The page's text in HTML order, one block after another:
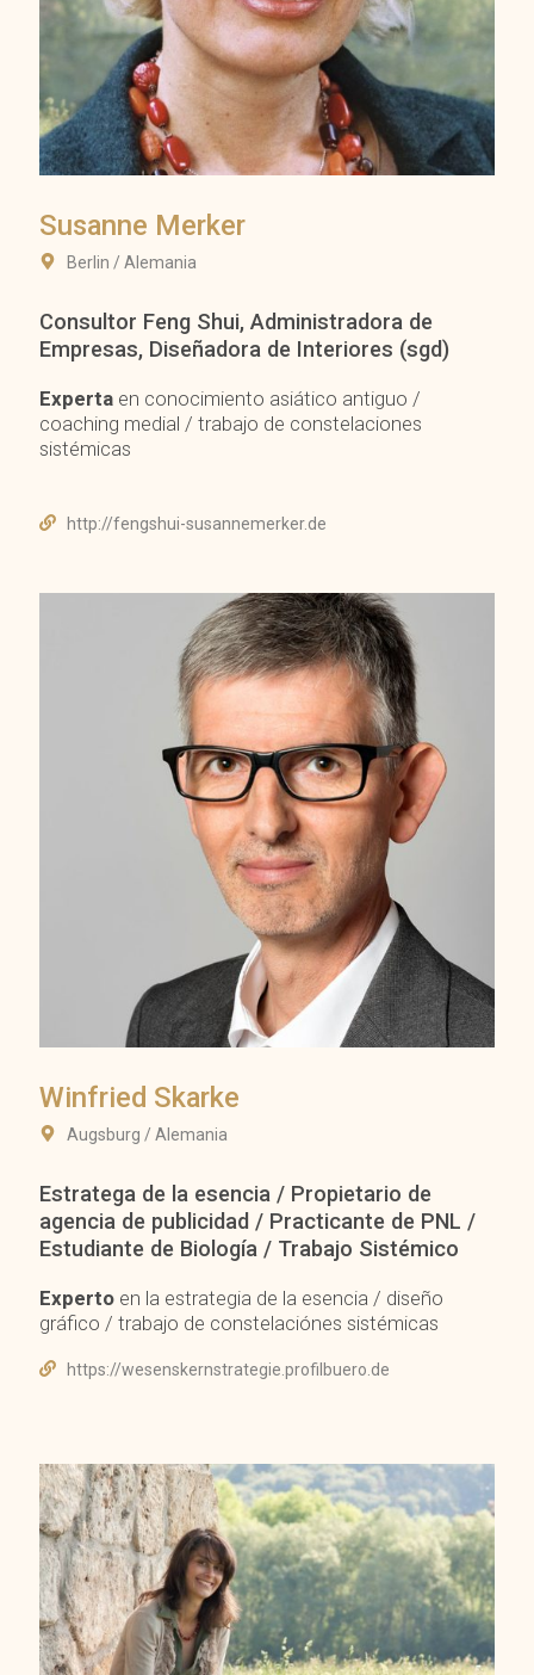
Susanne Merker
Berlin / Alemania
Consultor Feng Shui, Administradora de
Empresas, Diseñadora de Interiores (sgd)
Experta en conocimiento asiático antiguo /
coaching medial / trabajo de constelaciones
sistémicas
http://fengshui-susannemerker.de
Winfried Skarke
Augsburg / Alemania
Estratega de la esencia / Propietario de
agencia de publicidad / Practicante de PNL /
Estudiante de Biología / Trabajo Sistémico
Experto en la estrategia de la esencia / diseño
gráfico / trabajo de constelaciónes sistémicas
https://wesenskernstrategie.profilbuero.de